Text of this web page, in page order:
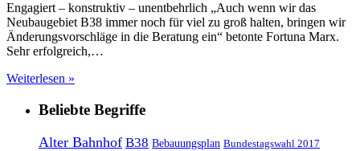
Engagiert – konstruktiv – unentbehrlich „Auch wenn wir das
Neubaugebiet B38 immer noch für viel zu groß halten, bringen wir
Änderungsvorschläge in die Beratung ein“ betonte Fortuna Marx.
Sehr erfolgreich,…
Weiterlesen »
Beliebte Begriffe
Alter Bahnhof B38 Bebauungsplan Bundestagswahl 2017